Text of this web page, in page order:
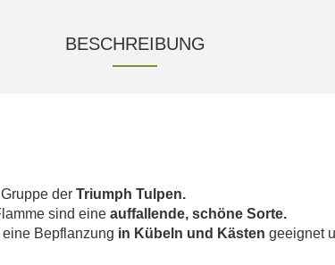
BESCHREIBUNG
der Triumph Tulpen.
sind eine auffallende, schöne Sorte.
eine Bepflanzung in Kübeln und Kästen geeignet